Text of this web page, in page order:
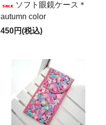
ソフト眼鏡ケース＊
autumn color
450円(税込)